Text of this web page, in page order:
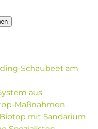
Schaubeet am
aus
Maßnahmen
mit Sandarium